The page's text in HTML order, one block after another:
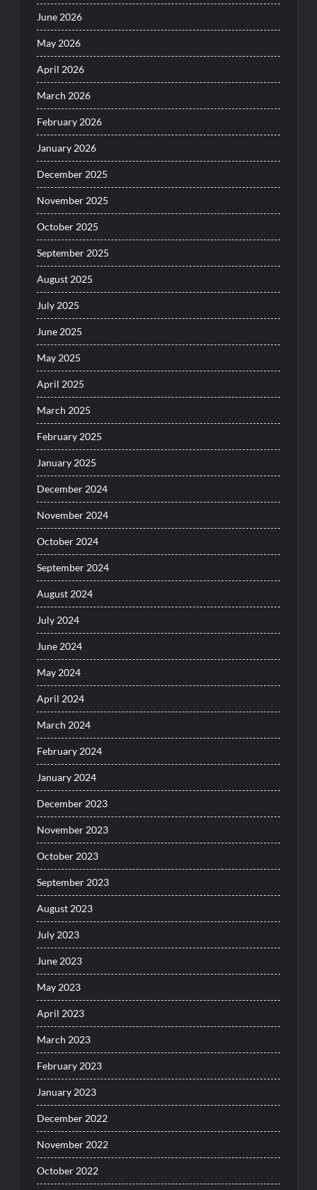
June 2026
May 2026
April 2026
March 2026
February 2026
January 2026
December 2025
November 2025
October 2025
September 2025
August 2025
July 2025
June 2025
May 2025
April 2025
March 2025
February 2025
January 2025
December 2024
November 2024
October 2024
September 2024
August 2024
July 2024
June 2024
May 2024
April 2024
March 2024
February 2024
January 2024
December 2023
November 2023
October 2023
September 2023
August 2023
July 2023
June 2023
May 2023
April 2023
March 2023
February 2023
January 2023
December 2022
November 2022
October 2022